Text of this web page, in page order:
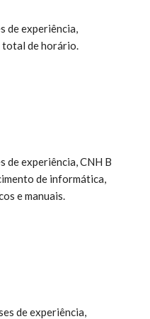
de experiência,
total de horário.
de experiência, CNH B
de informática,
e manuais.
de experiência,